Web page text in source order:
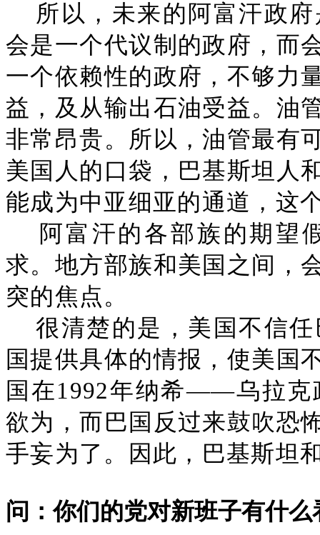
所以，未来的阿富汗政
会是一个代议制的政府，而
一个依赖性的政府，不够力
益，及从输出石油受益。油
非常昂贵。所以，油管最有
美国人的口袋，巴基斯坦人
能成为中亚细亚的通道，这
阿富汗的各部族的期望
求。地方部族和美国之间，
突的焦点。
很清楚的是，美国不信
国提供具体的情报，使美国
国在1992年纳希——乌拉克
欲为，而巴国反过来鼓吹恐
手妄为了。因此，巴基斯坦
问：你们的党对新班子有什么